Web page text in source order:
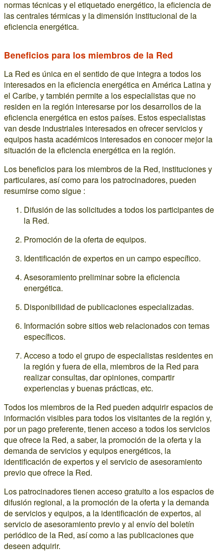
normas técnicas y el etiquetado energético, la eficiencia de
las centrales térmicas y la dimensión institucional de la
eficiencia energética.
Beneficios para los miembros de la Red
La Red es única en el sentido de que integra a todos los
interesados en la eficiencia energética en América Latina y
el Caribe, y también permite a los especialistas que no
residen en la región interesarse por los desarrollos de la
eficiencia energética en estos países. Estos especialistas
van desde industriales interesados en ofrecer servicios y
equipos hasta académicos interesados en conocer mejor la
situación de la eficiencia energética en la región.
Los beneficios para los miembros de la Red, instituciones y
particulares, así como para los patrocinadores, pueden
resumirse como sigue :
Difusión de las solicitudes a todos los participantes de
la Red.
Promoción de la oferta de equipos.
Identificación de expertos en un campo específico.
Asesoramiento preliminar sobre la eficiencia
energética.
Disponibilidad de publicaciones especializadas.
Información sobre sitios web relacionados con temas
específicos.
Acceso a todo el grupo de especialistas residentes en
la región y fuera de ella, miembros de la Red para
realizar consultas, dar opiniones, compartir
experiencias y buenas prácticas, etc.
Todos los miembros de la Red pueden adquirir espacios de
información visibles para todos los visitantes de la región y,
por un pago preferente, tienen acceso a todos los servicios
que ofrece la Red, a saber, la promoción de la oferta y la
demanda de servicios y equipos energéticos, la
identificación de expertos y el servicio de asesoramiento
previo que ofrece la Red.
Los patrocinadores tienen acceso gratuito a los espacios de
difusión regional, a la promoción de la oferta y la demanda
de servicios y equipos, a la identificación de expertos, al
servicio de asesoramiento previo y al envío del boletín
periódico de la Red, así como a las publicaciones que
deseen adquirir.